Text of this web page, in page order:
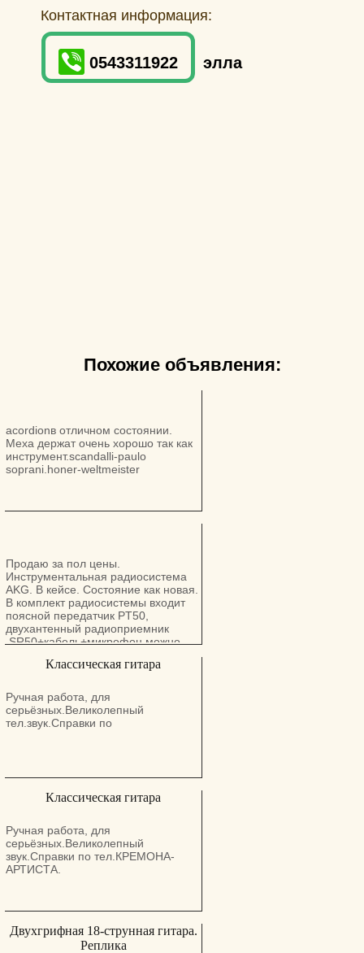
Контактная информация:
0543311922 элла
Похожие объявления:
acordionв отличном состоянии.
Меха держат очень хорошо так как
инструмент.scandalli-paulo
soprani.honer-weltmeister
Продаю за пол цены.
Инструментальная радиосистема
AKG. В кейсе. Состояние как новая.
В комплект радиосистемы входит
поясной передатчик PT50,
двухантенный радиоприемник
.SR50+кабель+микрофон можно
беспроводным цена гибкая
Классическая гитара
Ручная работа, для
серьёзных.Великолепный
тел.звук.Справки по
Классическая гитара
Ручная работа, для
серьёзных.Великолепный
звук.Справки по тел.КРЕМОНА-
АРТИСТА.
Двухгрифная 18-струнная гитара.
Реплика